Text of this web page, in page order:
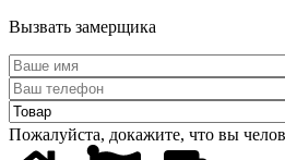
Вызвать замерщика
Пожалуйста, докажите, что вы